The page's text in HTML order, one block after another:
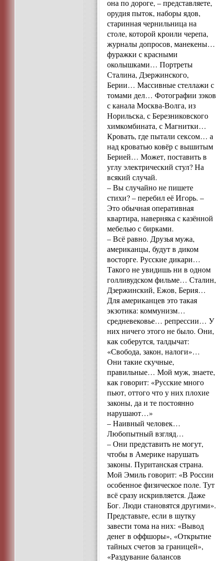
она по дороге, – представляете,
орудия пыток, наборы ядов,
старинная чернильница на
столе, которой кроили черепа,
журналы допросов, манекены…
фуражки с красными
околышками… Портреты
Сталина, Дзержинского,
Берии… Массивные стеллажи с
томами дел… Фотографии зэков
с канала Москва-Волга, из
Норильска, с Березниковского
химкомбината, с Магнитки…
Кровать, где пытали сексом… а
над кроватью ковёр с вышитым
Берией… Может, поставить в
углу электрический стул? На
всякий случай.
– Вы случайно не пишете
стихи? – перебил её Игорь. –
Это обычная оперативная
квартира, наверняка с казённой
мебелью с бирками.
– Всё равно. Друзья мужа,
американцы, будут в диком
восторге. Русские дикари…
Такого не увидишь ни в одном
голливудском фильме… Сталин,
Дзержинский, Ежов, Берия…
Для американцев это такая
экзотика: коммунизм…
средневековье… репрессии… У
них ничего этого не было. Они,
как соберутся, талдычат:
«Свобода, закон, налоги»…
Они такие скучные,
правильные… Мой муж, знаете,
как говорит: «Русские много
пьют, оттого что у них плохие
законы, да и те постоянно
нарушают…»
– Наивный человек…
Любопытный взгляд…
– Они представить не могут,
чтобы в Америке нарушать
законы. Пуританская страна.
Мой Эмиль говорит: «В России
особенное физическое поле. Тут
всё сразу искривляется. Даже
Бог. Люди становятся другими».
Представьте, если в шутку
завести тома на них: «Вывод
денег в оффшоры», «Открытие
тайных счетов за границей»,
«Раздувание балансов